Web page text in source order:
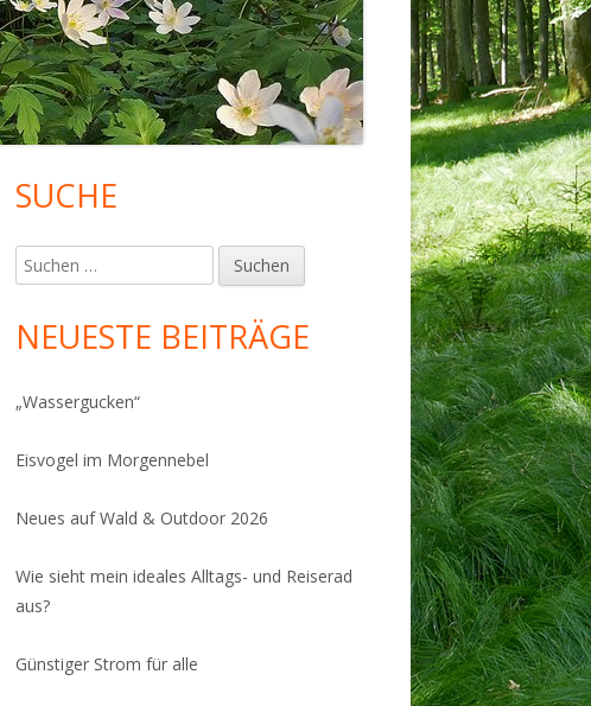
Haupt-
Seitenleiste
SUCHE
Suchen
nach:
NEUESTE BEITRÄGE
„Wassergucken“
Eisvogel im Morgennebel
Neues auf Wald & Outdoor 2026
Wie sieht mein ideales Alltags- und Reiserad
aus?
Günstiger Strom für alle